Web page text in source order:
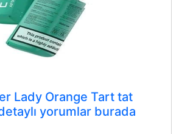
Lady Orange Tart tat
yorumlar burada